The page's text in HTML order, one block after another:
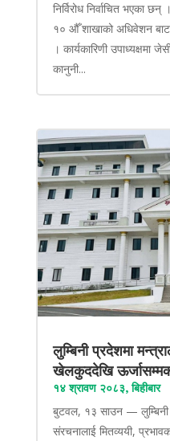
निर्विरोध निर्वाचित भएका
१० औँ शाखाको अधिवेशन बाट
। कार्यकारिणी उपाध्यक्षमा
कानुनी...
लुम्बिनी प्रदेशमा
खेलकुददेखि
१४ श्रावण २०८३, बिहीबार
बुटवल, १३ साउन — लुम्बिनी
संरचनालाई मितव्ययी,